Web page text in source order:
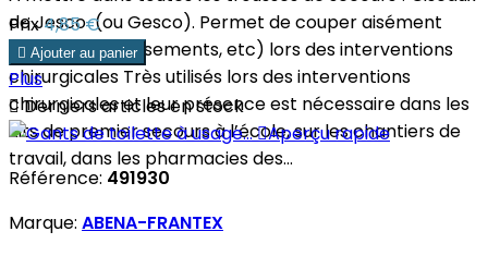
de Jesco (ou Gesco). Permet de couper aisément
(bandages, pansements, etc) lors des interventions
chirurgicales Très utilisés lors des interventions
chirurgicales et leur présence est nécessaire dans les
kits de premier secours à l’école, sur les chantiers de
travail, dans les pharmacies des...
Prix 4,85 €
 Ajouter au panier
Plus
Derniers articles en stock
Aperçu rapide
Référence: 491930
Marque: ABENA-FRANTEX